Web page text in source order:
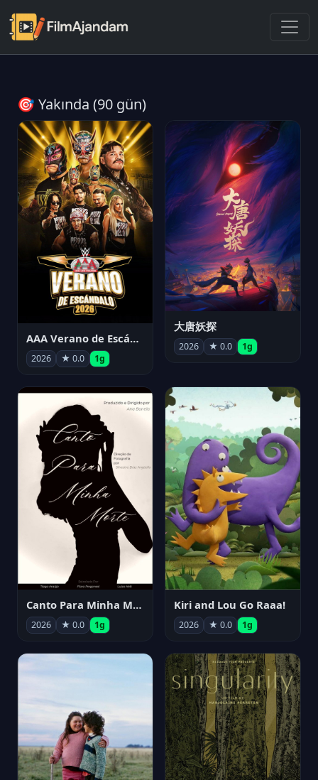
🎯 Yakında (90 gün)
AAA Verano de Escándalo 2026 - Week 3
2026 ★ 0.0 1g
大唐妖探
2026 ★ 0.0 1g
Canto Para Minha Morte
2026 ★ 0.0 1g
Kiri and Lou Go Raaa!
2026 ★ 0.0 1g